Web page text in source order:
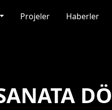
Projeler Haberler